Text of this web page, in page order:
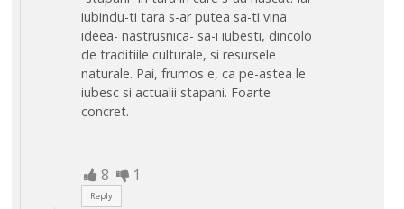
iubindu-ti tara s-ar putea sa-ti vina
ideea- nastrusnica- sa-i iubesti, dincolo
de traditiile culturale, si resursele
naturale. Pai, frumos e, ca pe-astea le
iubesc si actualii stapani. Foarte
concret.
8 1
Reply